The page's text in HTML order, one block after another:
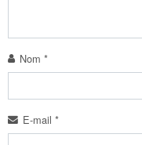
Nom *
E-mail *